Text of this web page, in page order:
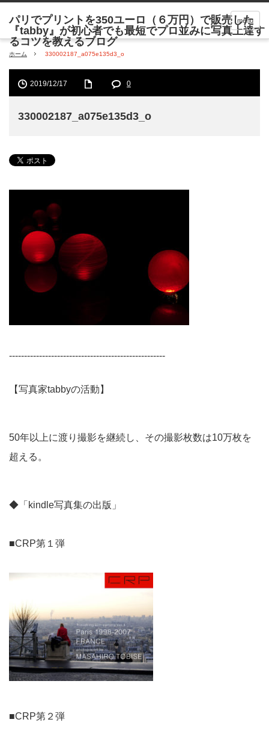
menu
ホーム 330002187_a075e135d3_o
2019/12/17 0
330002187_a075e135d3_o
----------------------------------------------------
【写真家tabbyの活動】
50年以上に渡り撮影を継続し、その撮影枚数は10万枚を
超える。
◆「kindle写真集の出版」
■CRP第１弾
■CRP第２弾